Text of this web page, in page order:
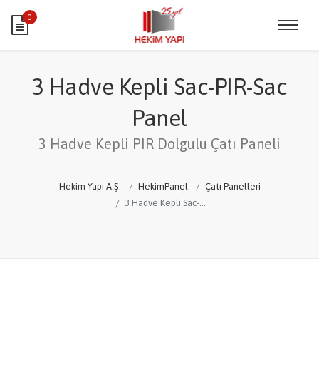
0
3 Hadve Kepli Sac-PIR-Sac
Panel
3 Hadve Kepli PIR Dolgulu Çatı Paneli
Hekim Yapı A.Ş. HekimPanel
Çatı Panelleri
3 Hadve Kepli Sac-PIR-Sac Panel